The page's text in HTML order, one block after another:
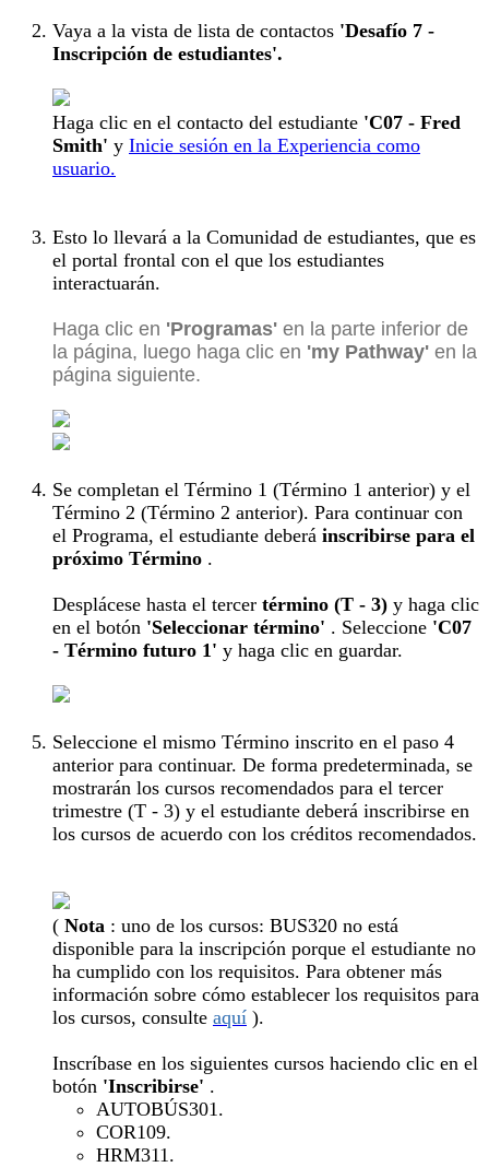
Vaya a la vista de lista de contactos 'Desafío 7 -
Inscripción de estudiantes'.
Haga clic en el contacto del estudiante 'C07 - Fred
Smith' y Inicie sesión en la Experiencia como
usuario.
Esto lo llevará a la Comunidad de estudiantes, que es
el portal frontal con el que los estudiantes
interactuarán.
Haga clic en 'Programas' en la parte inferior de
la página, luego haga clic en 'my Pathway' en la
página siguiente.
Se completan el Término 1 (Término 1 anterior) y el
Término 2 (Término 2 anterior). Para continuar con
el Programa, el estudiante deberá inscribirse para el
próximo Término .
Desplácese hasta el tercer término (T - 3) y haga clic
en el botón 'Seleccionar término' . Seleccione 'C07
- Término futuro 1' y haga clic en guardar.
Seleccione el mismo Término inscrito en el paso 4
anterior para continuar. De forma predeterminada, se
mostrarán los cursos recomendados para el tercer
trimestre (T - 3) y el estudiante deberá inscribirse en
los cursos de acuerdo con los créditos recomendados.
( Nota : uno de los cursos: BUS320 no está
disponible para la inscripción porque el estudiante no
ha cumplido con los requisitos. Para obtener más
información sobre cómo establecer los requisitos para
los cursos, consulte aquí ).
Inscríbase en los siguientes cursos haciendo clic en el
botón 'Inscribirse' .
AUTOBÚS301.
COR109.
HRM311.